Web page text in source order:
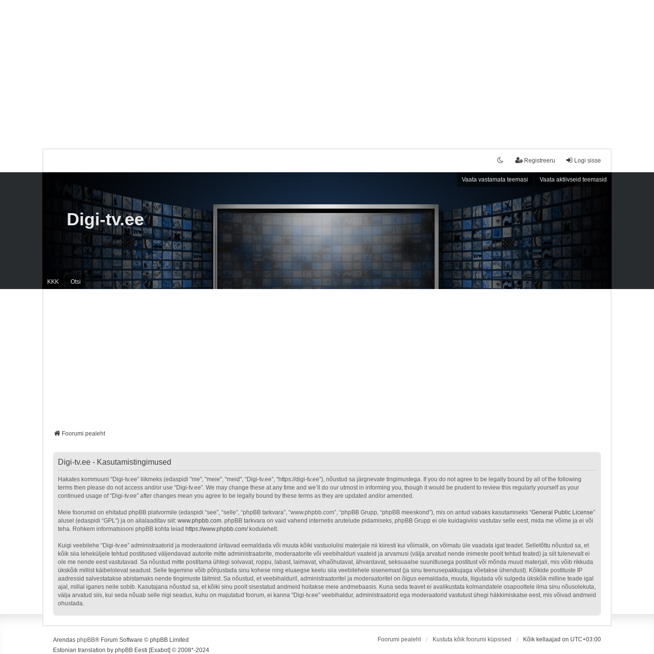
Logi sisse
Registreeru
Vaata vastamata teemasi Vaata aktiivseid teemasid
KKK Otsi
Digi-tv.ee
Foorumi pealeht
Digi-tv.ee - Kasutamistingimused
Hakates kommuuni “Digi-tv.ee” liikmeks (edaspidi "me", "meie", "meid", “Digi-tv.ee”, “https://digi-tv.ee”), nõustud sa järgnevate tingimustega. If you do not agree to be legally bound by all of the following
terms then please do not access and/or use “Digi-tv.ee”. We may change these at any time and we’ll do our utmost in informing you, though it would be prudent to review this regularly yourself as your
continued usage of “Digi-tv.ee” after changes mean you agree to be legally bound by these terms as they are updated and/or amended.
Meie foorumid on ehitatud phpBB platvormile (edaspidi “see”, “selle”, “phpBB tarkvara”, “www.phpbb.com”, “phpBB Grupp, “phpBB meeskond”), mis on antud vabaks kasutamiseks “General Public License”
alusel (edaspidi “GPL”) ja on allalaaditav siit: www.phpbb.com. phpBB tarkvara on vaid vahend internetis arutelude pidamiseks, phpBB Grupp ei ole kuidagiviisi vastutav selle eest, mida me võime ja ei või
teha. Rohkem informatsiooni phpBB kohta leiad https://www.phpbb.com/kodulehelt.
Kuigi veebilehe “Digi-tv.ee” administraatorid ja moderaatorid üritavad eemaldada või muuta kõiki vastuolulisi materjale nii kiiresti kui võimalik, on võimatu üle vaadata igat teadet. Selletõttu nõustud sa, et
kõik siia leheküljele tehtud postitused väljendavad autorite mitte administraatorite, moderaatorite või veebihalduri vaateid ja arvamusi (välja arvatud nende inimeste poolt tehtud teated) ja siit tulenevalt ei
ole me nende eest vastutavad. Sa nõustud mitte postitama ühtegi solvavat, roppu, labast, laimavat, vihaõhutavat, ähvardavat, seksuaalse suunitlusega postitust või mõnda muud materjali, mis võib rikkuda
ükskõik millist käibelolevat seadust. Selle tegemine võib põhjustada sinu kohese ning eluaegse keelu siia veebilehele sisenemast (ja sinu teenusepakkujaga võetakse ühendust). Kõikide postituste IP
aadressid salvestatakse abistamaks nende tingimuste täitmist. Sa nõustud, et veebihalduril, administraatoritel ja moderaatoritel on õigus eemaldada, muuta, liigutada või sulgeda ükskõik milline teade igal
ajal, millal iganes neile sobib. Kasutajana nõustud sa, et kõiki sinu poolt sisestatud andmeid hoitakse meie andmebaasis. Kuna seda teavet ei avalikustata kolmandatele osapooltele ilma sinu nõusolekuta,
välja arvatud siis, kui seda nõuab selle riigi seadus, kuhu on majutatud foorum, ei kanna “Digi-tv.ee” veebihaldur, administraatorid ega moderaatorid vastutust ühegi häkkimiskatse eest, mis võivad andmeid
ohustada.
Foorumi pealeht Kustuta kõik foorumi küpsised Kõik kellaajad on UTC+03:00
Arendas phpBB® Forum Software © phpBB Limited
Estonian translation by phpBB Eesti [Exabot] © 2008*-2024